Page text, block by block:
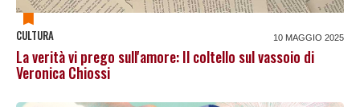
CULTURA 10 MAGGIO 2025
La verità vi prego sull'amore: Il coltello sul vassoio di
Veronica Chiossi